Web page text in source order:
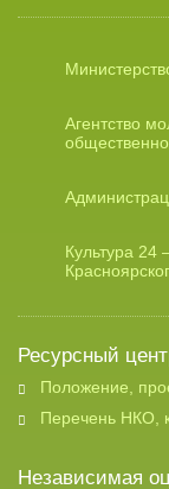
Агентство
Культура 24
Ресурсный
Положение,
Перечень НКО,
Независимая